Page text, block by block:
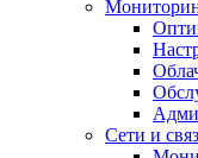
Сети и